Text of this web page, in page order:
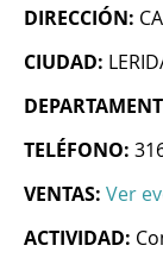
DIRECCIÓN:
CIUDAD:
TELÉFONO:
VENTAS: Ver
ACTIVIDAD: